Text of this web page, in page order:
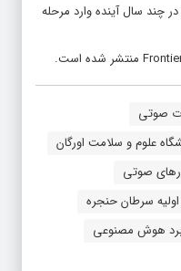
سال آینده وارد مرحله
صوتی
علوم و سلامت اورگان
صوتی
سرطان حنجره
هوش مصنوعی